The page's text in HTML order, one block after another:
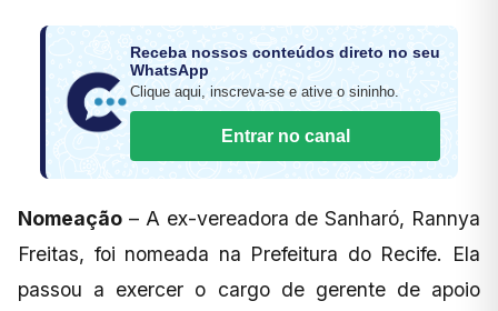
Receba nossos conteúdos direto no seu
WhatsApp
Clique aqui, inscreva-se e ative o sininho.
Entrar no canal
Nomeação – A ex-vereadora de Sanharó, Rannya
Freitas, foi nomeada na Prefeitura do Recife. Ela
passou a exercer o cargo de gerente de apoio